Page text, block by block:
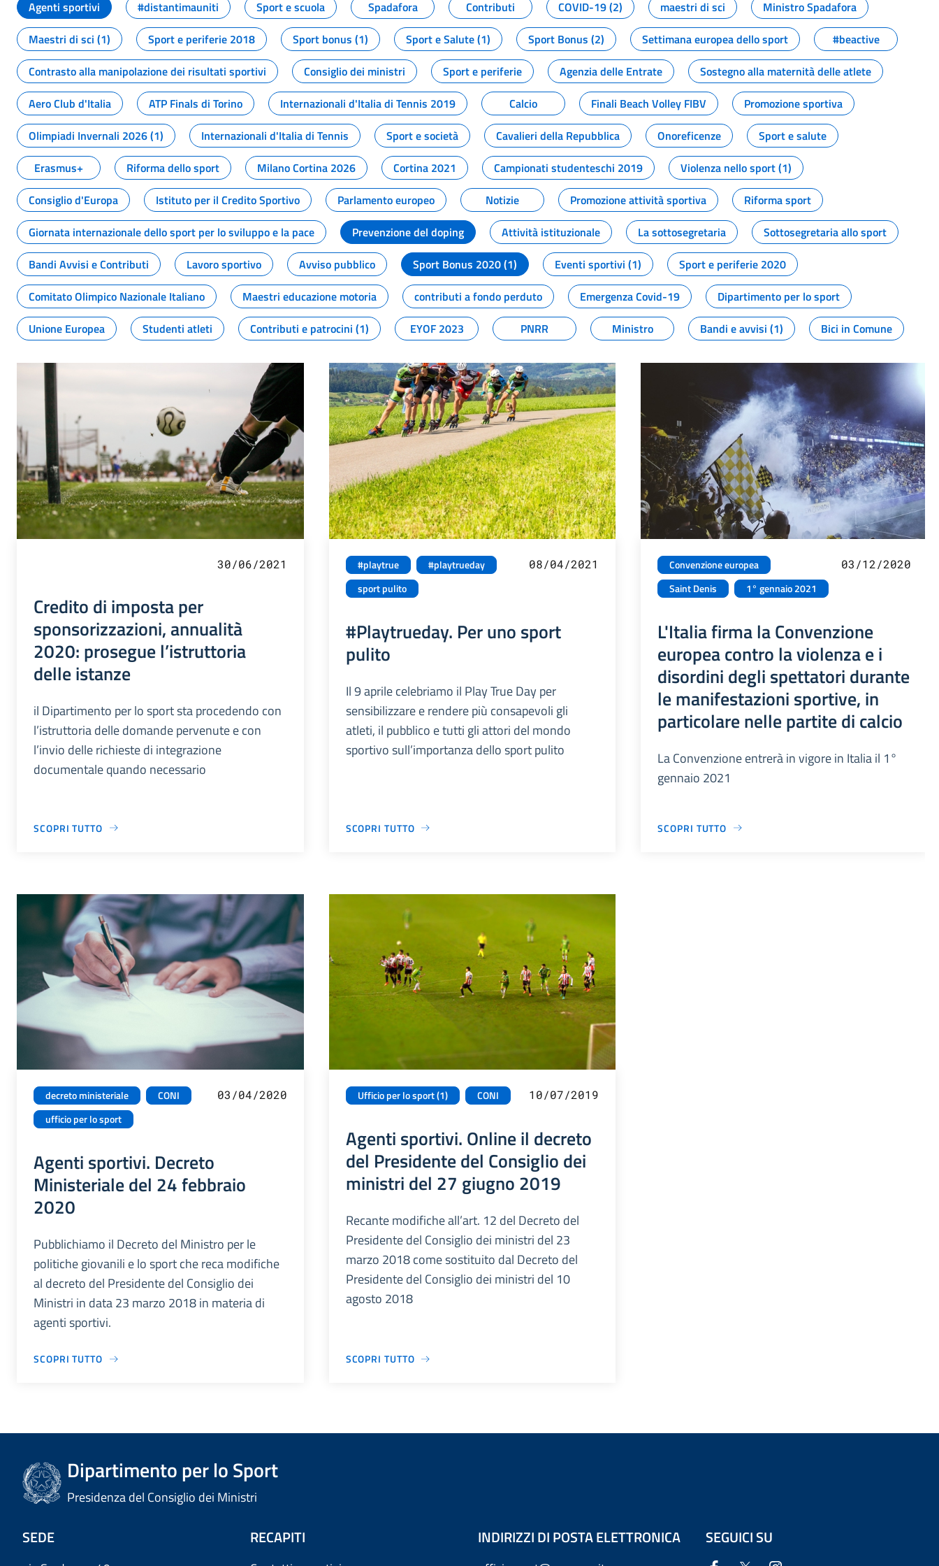
Agenti sportivi
#distantimauniti Sport e scuola Spadafora Contributi COVID-19 (2) maestri di sci
Ministro Spadafora
Maestri di sci (1)
Sport e periferie 2018 Sport bonus (1) Sport e Salute (1) Sport Bonus (2) Settimana europea dello sport
#beactive
Contrasto alla manipolazione dei risultati sportivi
Consiglio dei ministri Sport e periferie Agenzia delle Entrate
Sostegno alla maternità delle atlete
Aero Club d'Italia
ATP Finals di Torino Internazionali d'Italia di Tennis 2019 Calcio Finali Beach Volley FIBV
Promozione sportiva
Olimpiadi Invernali 2026 (1)
Internazionali d'Italia di Tennis Sport e società Cavalieri della Repubblica Onoreficenze
Sport e salute
Erasmus+
Riforma dello sport Milano Cortina 2026 Cortina 2021 Campionati studenteschi 2019
Violenza nello sport (1)
Consiglio d'Europa
Istituto per il Credito Sportivo Parlamento europeo Notizie Promozione attività sportiva
Riforma sport
Giornata internazionale dello sport per lo sviluppo e la pace
Prevenzione del doping Attività istituzionale La sottosegretaria
Sottosegretaria allo sport
Bandi Avvisi e Contributi
Lavoro sportivo Avviso pubblico Sport Bonus 2020 (1) Eventi sportivi (1)
Sport e periferie 2020
Comitato Olimpico Nazionale Italiano
Maestri educazione motoria contributi a fondo perduto Emergenza Covid-19
Dipartimento per lo sport
Unione Europea
Studenti atleti Contributi e patrocini (1) EYOF 2023 PNRR Ministro Bandi e avvisi (1) Bici in Comune
30/06/2021
Credito di imposta per
sponsorizzazioni, annualità
2020: prosegue l’istruttoria
delle istanze
il Dipartimento per lo sport sta procedendo con
l’istruttoria delle domande pervenute e con
l’invio delle richieste di integrazione
documentale quando necessario
SCOPRI TUTTO
#playtrue
#playtrueday
sport pulito
08/04/2021
#Playtrueday. Per uno sport
pulito
Il 9 aprile celebriamo il Play True Day per
sensibilizzare e rendere più consapevoli gli
atleti, il pubblico e tutti gli attori del mondo
sportivo sull’importanza dello sport pulito
SCOPRI TUTTO
Convenzione europea
Saint Denis
1° gennaio 2021
03/12/2020
L'Italia firma la Convenzione
europea contro la violenza e i
disordini degli spettatori durante
le manifestazioni sportive, in
particolare nelle partite di calcio
La Convenzione entrerà in vigore in Italia il 1°
gennaio 2021
SCOPRI TUTTO
decreto ministeriale
CONI
ufficio per lo sport
03/04/2020
Agenti sportivi. Decreto
Ministeriale del 24 febbraio
2020
Pubblichiamo il Decreto del Ministro per le
politiche giovanili e lo sport che reca modifiche
al decreto del Presidente del Consiglio dei
Ministri in data 23 marzo 2018 in materia di
agenti sportivi.
SCOPRI TUTTO
Ufficio per lo sport (1) CONI 10/07/2019
Agenti sportivi. Online il decreto
del Presidente del Consiglio dei
ministri del 27 giugno 2019
Recante modifiche all’art. 12 del Decreto del
Presidente del Consiglio dei ministri del 23
marzo 2018 come sostituito dal Decreto del
Presidente del Consiglio dei ministri del 10
agosto 2018
SCOPRI TUTTO
Dipartimento per lo Sport
Presidenza del Consiglio dei Ministri
SEDE RECAPITI INDIRIZZI DI POSTA ELETTRONICA SEGUICI SU